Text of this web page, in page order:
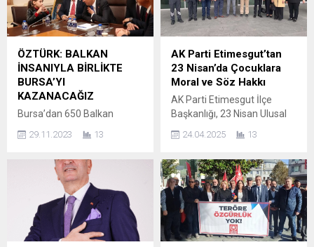
okunmasıyla başlayan
kongre, divan heyetini
seçilmesiyle sunulan
faaliyet ve hesap raporları
kabul edildi. Daha sonra
siyasi konuşmalara
geçilerek il başkanı Mehmet
konuşmasıyla başladı.
Kongreye misafir olarak
hayvansever ve STK
temsilcisi Necdet Demirat ile
bir çay içimliği sohbet eden
başkan adayı Fatih Bozan’a
başarılar dilerken; “Sokak
hayvanlarımız bu şehrin
incilmelerine müsaade
etmeyeceğiz.” dedi. Bazan;
“İsraf, rüşvet ve yolsuzluk
ÖZTÜRK: BALKAN
İNSANIYLA BİRLİKTE
BURSA’YI
KAZANACAĞIZ
Bursa’dan 650 Balkan
Partisi’ne üye oldu. Üyelere
Özgür Özel tarafından
takdim edildi. Bursa’nın
Balkan göçmenleri
Cumhuriyet Halk Partisi’nin
100’üncü yılı kapsamında
Genel Başkan Özgür Özel
29.11.2023 13
AK Parti Etimesgut’tan
23 Nisan’da Çocuklara
Moral ve Söz Hakkı
AK Parti Etimesgut İlçe
Başkanlığı, 23 Nisan Ulusal
Bayramı’nı hastane ziyareti
programı ile kutladı. Tedavi
gören çocuklara oyuncaklar
dağıtıldı, minikler hayallerini
özgürce dile getirme fırsatı
buldu AK
Parti Etimesgut İlçe
24.04.2025 13